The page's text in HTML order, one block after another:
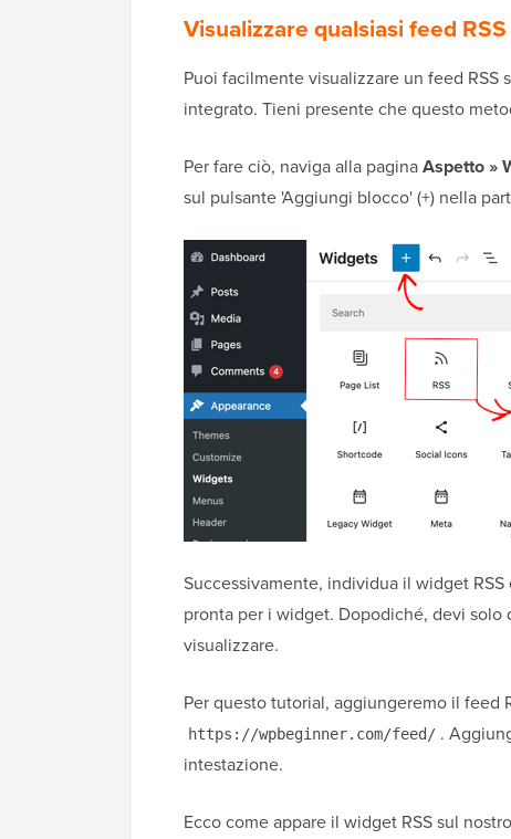
Visualizzare qualsiasi feed
Puoi facilmente visualizzare un feed RSS
integrato. Tieni presente che questo
Per fare ciò, naviga alla paginaAspetto »
sul pulsante 'Aggiungi blocco' (+) nella
Successivamente, individua il widget
pronta per i widget. Dopodiché, devi
visualizzare.
Per questo tutorial, aggiungeremo il feed
https://wpbeginner.com/feed/ .
intestazione.
Ecco come appare il widget RSS sul